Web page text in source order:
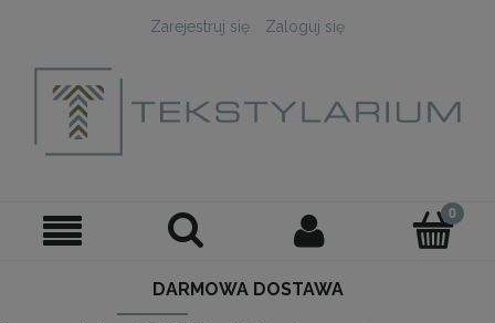
Zarejestruj się Zaloguj się
DARMOWA DOSTAWA